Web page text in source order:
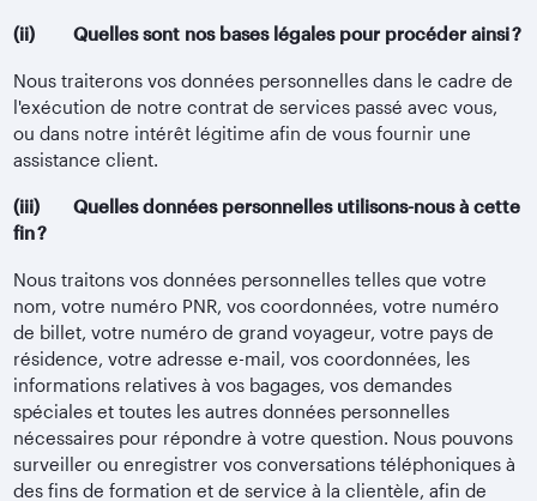
(ii) Quelles sont nos bases légales pour procéder ainsi ?
Nous traiterons vos données personnelles dans le cadre de
l'exécution de notre contrat de services passé avec vous,
ou dans notre intérêt légitime afin de vous fournir une
assistance client.
(iii) Quelles données personnelles utilisons-nous à cette
fin ?
Nous traitons vos données personnelles telles que votre
nom, votre numéro PNR, vos coordonnées, votre numéro
de billet, votre numéro de grand voyageur, votre pays de
résidence, votre adresse e-mail, vos coordonnées, les
informations relatives à vos bagages, vos demandes
spéciales et toutes les autres données personnelles
nécessaires pour répondre à votre question. Nous pouvons
surveiller ou enregistrer vos conversations téléphoniques à
des fins de formation et de service à la clientèle, afin de